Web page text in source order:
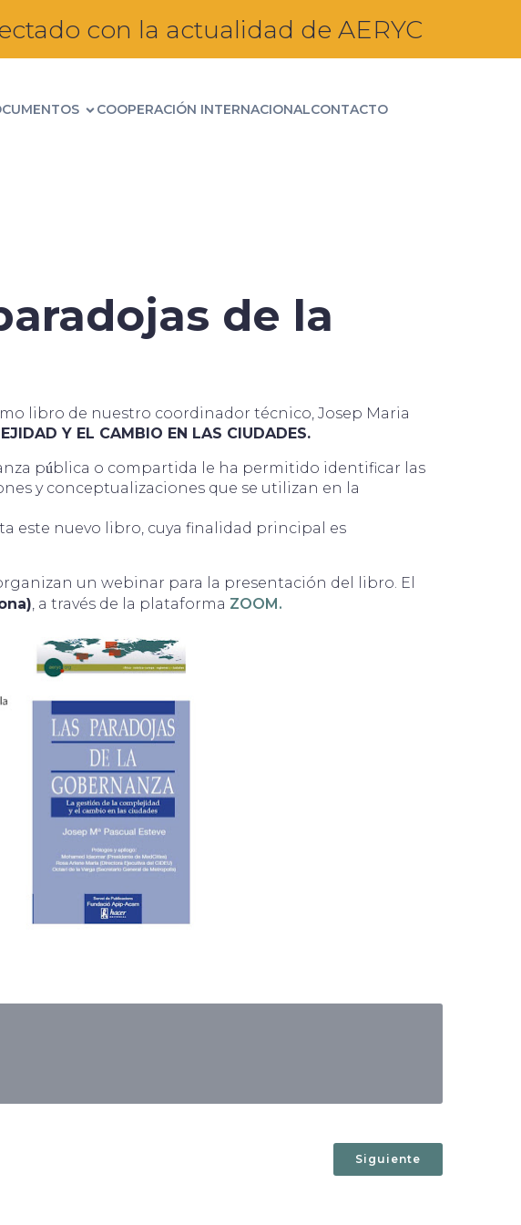
con la actualidad de AERYC
COOPERACIÓN INTERNACIONALCONTACTO
de la
libro de nuestro coordinador técnico, Josep Maria
Y EL CAMBIO EN LAS CIUDADES.
pública o compartida le ha permitido identificar las
y conceptualizaciones que se utilizan en la
este nuevo libro, cuya finalidad principal es
un webinar para la presentación del libro. El
, a través de la plataforma ZOOM.
Siguiente